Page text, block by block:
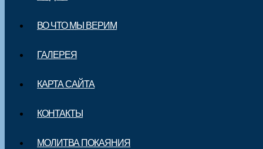
ВО ЧТО МЫ ВЕРИМ
ГАЛЕРЕЯ
КАРТА САЙТА
КОНТАКТЫ
МОЛИТВА ПОКАЯНИЯ